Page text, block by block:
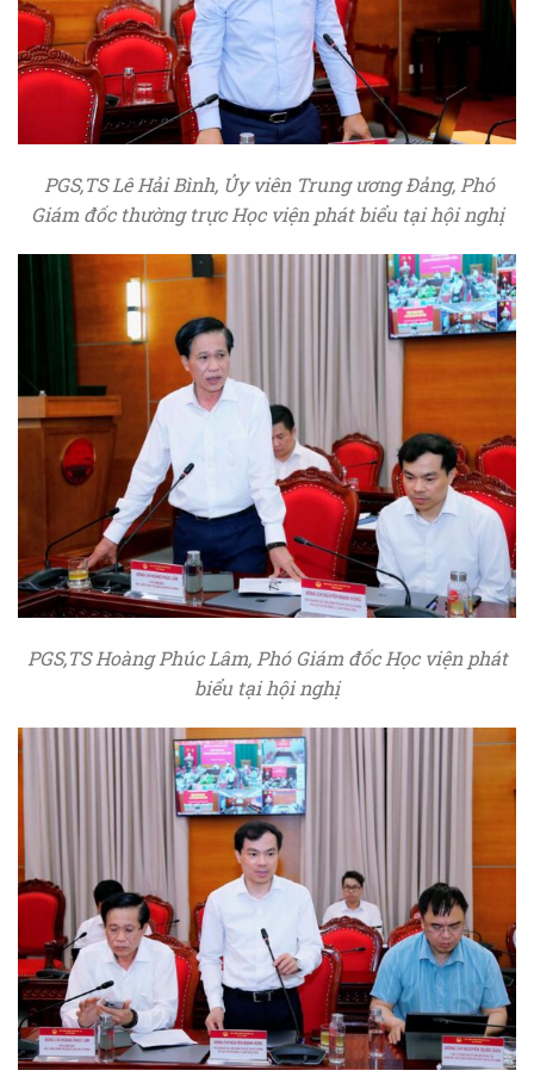
PGS,TS Lê Hải Bình, Ủy viên Trung ương Đảng, Phó
Giám đốc thường trực Học viện phát biểu tại hội nghị
PGS,TS Hoàng Phúc Lâm, Phó Giám đốc Học viện phát
biểu tại hội nghị